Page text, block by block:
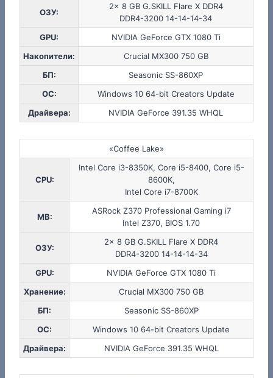
ОЗУ:
2x 8 GB G.SKILL Flare X DDR4
DDR4-3200 14-14-14-34
GPU:
NVIDIA GeForce GTX 1080 Ti
Накопители:
Crucial MX300 750 GB
БП:
Seasonic SS-860XP
ОС:
Windows 10 64-bit Creators Update
Драйвера:
NVIDIA GeForce 391.35 WHQL
«Coffee Lake»
CPU:
Intel Core i3-8350K, Core i5-8400, Core i5-
8600K,
Intel Core i7-8700K
MB:
ASRock Z370 Professional Gaming i7
Intel Z370, BIOS 1.70
ОЗУ:
2x 8 GB G.SKILL Flare X DDR4
DDR4-3200 14-14-14-34
GPU:
NVIDIA GeForce GTX 1080 Ti
Хранение:
Crucial MX300 750 GB
БП:
Seasonic SS-860XP
ОС:
Windows 10 64-bit Creators Update
Драйвера:
NVIDIA GeForce 391.35 WHQL